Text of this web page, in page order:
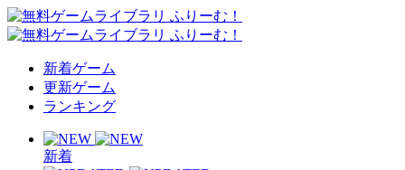
新着ゲーム
更新ゲーム
ランキング
新着